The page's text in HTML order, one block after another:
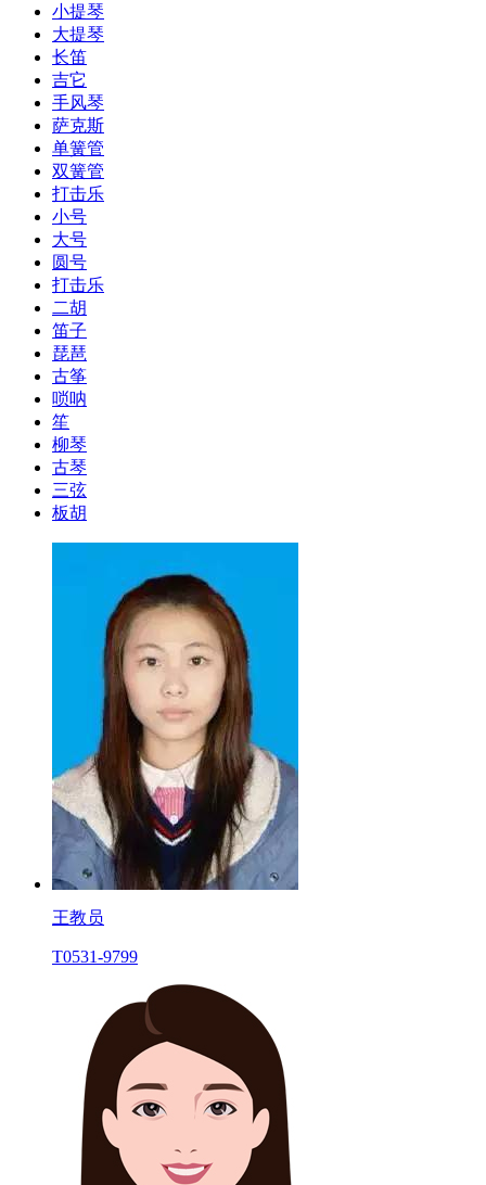
小提琴
大提琴
长笛
吉它
手风琴
萨克斯
单簧管
双簧管
打击乐
小号
大号
圆号
打击乐
二胡
笛子
琵琶
古筝
唢呐
笙
柳琴
古琴
三弦
板胡
王教员
T0531-9799